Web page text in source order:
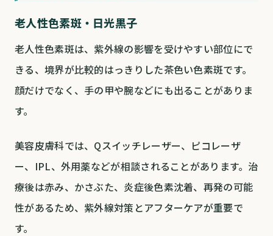
老人性色素斑・日光黒子
老人性色素斑は、紫外線の影響を受けやすい部位にで
きる、境界が比較的はっきりした茶色い色素斑です。
顔だけでなく、手の甲や腕などにも出ることがありま
す。
美容皮膚科では、Qスイッチレーザー、ピコレーザ
ー、IPL、外用薬などが相談されることがあります。治
療後は赤み、かさぶた、炎症後色素沈着、再発の可能
性があるため、紫外線対策とアフターケアが重要で
す。